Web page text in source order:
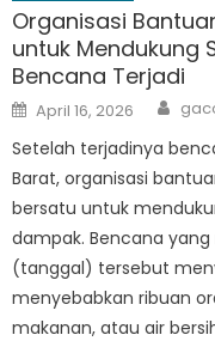
Organisasi
untuk Mendukung
Bencana Terjadi
Posted
on
April 16, 2026
Setelah terjadinya
Barat, organisasi
bersatu untuk
dampak. Bencana
(tanggal) tersebut
menyebabkan ribuan
makanan, atau air